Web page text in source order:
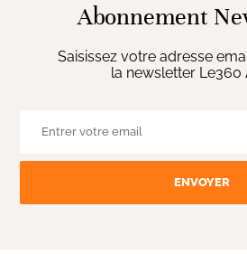
Abonnement
Saisissez votre adresse
la newsletter Le360
ENVOYER